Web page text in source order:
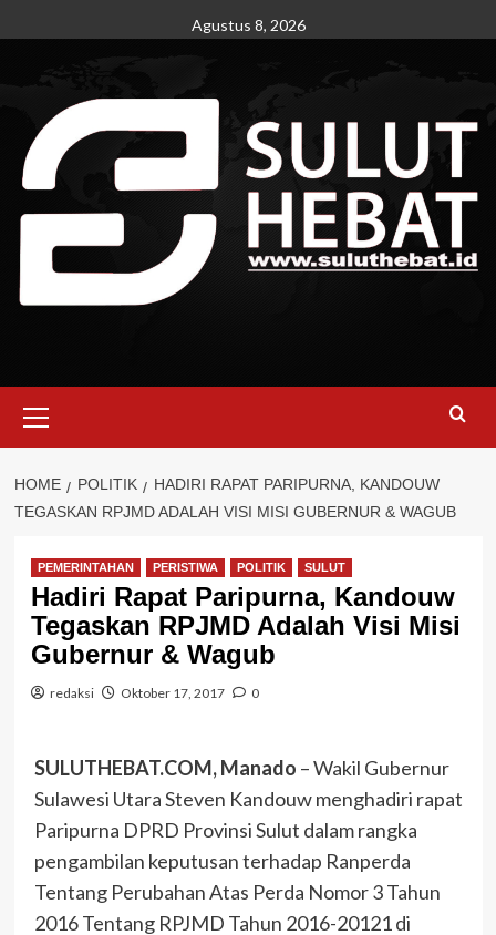
to
Agustus 8, 2026
Menu
HOME POLITIK
HADIRI RAPAT PARIPURNA, KANDOUW
TEGASKAN RPJMD ADALAH VISI MISI GUBERNUR & WAGUB
PEMERINTAHAN PERISTIWA POLITIK SULUT
Hadiri Rapat Paripurna, Kandouw
Tegaskan RPJMD Adalah Visi Misi
Gubernur & Wagub
redaksi Oktober 17, 2017 0
SULUTHEBAT.COM, Manado – Wakil Gubernur
Sulawesi Utara Steven Kandouw menghadiri rapat
Paripurna DPRD Provinsi Sulut dalam rangka
pengambilan keputusan terhadap Ranperda
Tentang Perubahan Atas Perda Nomor 3 Tahun
2016 Tentang RPJMD Tahun 2016-20121 di